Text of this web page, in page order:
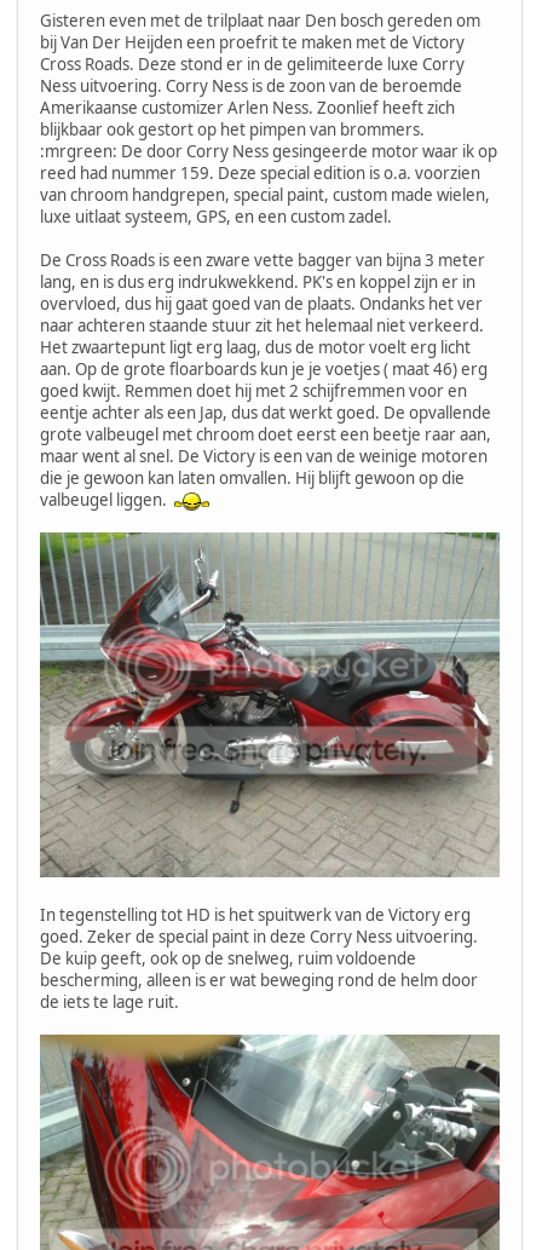
Gisteren even met de trilplaat naar Den bosch gereden om
bij Van Der Heijden een proefrit te maken met de Victory
Cross Roads. Deze stond er in de gelimiteerde luxe Corry
Ness uitvoering. Corry Ness is de zoon van de beroemde
Amerikaanse customizer Arlen Ness. Zoonlief heeft zich
blijkbaar ook gestort op het pimpen van brommers.
:mrgreen: De door Corry Ness gesingeerde motor waar ik op
reed had nummer 159. Deze special edition is o.a. voorzien
van chroom handgrepen, special paint, custom made wielen,
luxe uitlaat systeem, GPS, en een custom zadel.
De Cross Roads is een zware vette bagger van bijna 3 meter
lang, en is dus erg indrukwekkend. PK's en koppel zijn er in
overvloed, dus hij gaat goed van de plaats. Ondanks het ver
naar achteren staande stuur zit het helemaal niet verkeerd.
Het zwaartepunt ligt erg laag, dus de motor voelt erg licht
aan. Op de grote floarboards kun je je voetjes ( maat 46) erg
goed kwijt. Remmen doet hij met 2 schijfremmen voor en
eentje achter als een Jap, dus dat werkt goed. De opvallende
grote valbeugel met chroom doet eerst een beetje raar aan,
maar went al snel. De Victory is een van de weinige motoren
die je gewoon kan laten omvallen. Hij blijft gewoon op die
valbeugel liggen.
In tegenstelling tot HD is het spuitwerk van de Victory erg
goed. Zeker de special paint in deze Corry Ness uitvoering.
De kuip geeft, ook op de snelweg, ruim voldoende
bescherming, alleen is er wat beweging rond de helm door
de iets te lage ruit.